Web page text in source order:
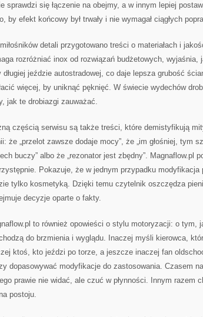
sprawdzi się łączenie na obejmy, a w innym lepiej
by efekt końcowy był trwały i nie wymagał ciągłych
detali przygotowano treści o materiałach i
rozróżniać inox od rozwiązań budżetowych, wyjaśnia,
długiej jeździe autostradowej, co daje lepsza grubość
więcej, by uniknąć pęknięć. W świecie wydechów
jak te drobiazgi zauważać.
częścią serwisu są także treści, które demistyfikują
że „przelot zawsze dodaje mocy”, że „im głośniej, tym
buczy” albo że „rezonator jest zbędny”. Magnaflow.pl
Pokazuje, że w jednym przypadku
tylko kosmetyką. Dzięki temu czytelnik oszczędza
decyzje oparte o fakty.
to również opowieści o stylu motoryzacji: o tym,
do brzmienia i wyglądu. Inaczej myśli kierowca,
ktoś, kto jeździ po torze, a jeszcze inaczej fan
dopasowywać modyfikacje do zastosowania. Czasem
prawie nie widać, ale czuć w płynności. Innym razem
postoju.